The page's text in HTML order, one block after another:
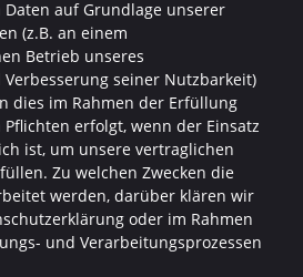
Daten auf Grundlage unserer
(z.B. an einem
Betrieb unseres
seiner Nutzbarkeit)
dies im Rahmen der Erfüllung
erfolgt, wenn der Einsatz
ist, um unsere vertraglichen
Zu welchen Zwecken die
werden, darüber klären wir
oder im Rahmen
und Verarbeitungsprozessen